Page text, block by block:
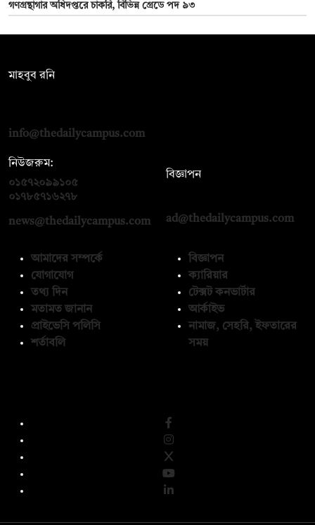
গণগ্রন্থাগার অধিদপ্তরে চাকরি, বিভিন্ন গ্রেডে পদ ৯৩
মাহবুব রনি
info@thedailycampus.com
নিউজরুম:
০১৫৭২০৯৯১০৫
০১৭৮৫৭১৬২৭৮
news@thedailycampus.com
বিজ্ঞাপন
ad@thedailycampus.com
আমাদের সম্পর্কে
যোগাযোগ
তথ্য দিন
মতামত জানান
প্রাইভেসি পলিসি
শর্তাবলি
বিজ্ঞাপন
ক্যারিয়ার
টেক্সট কনভার্টার
আর্কাইভ
নামাজ, সেহরি, ইফতারের
সময়